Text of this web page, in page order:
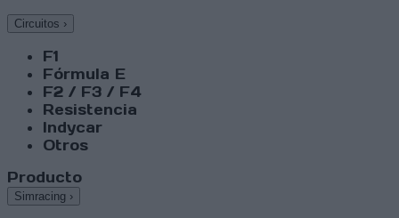
Circuitos ›
F1
Fórmula E
F2 / F3 / F4
Resistencia
Indycar
Otros
Producto
Simracing ›